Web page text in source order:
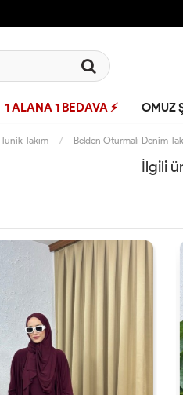
1 ALANA 1 BEDAVA ⚡ OMUZ
Tunik Takım Belden Oturmalı Denim
İlgili